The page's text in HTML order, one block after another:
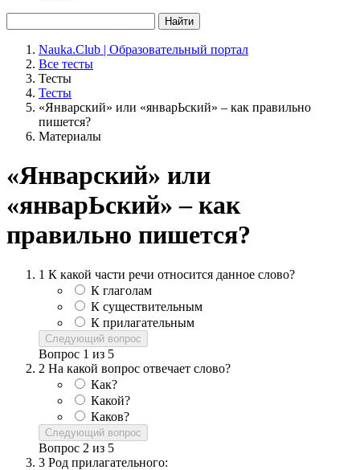
Найти
Nauka.Club | Образовательный портал
Все тесты
Тесты
Тесты
«Январский» или «январЬский» – как правильно
пишется?
Материалы
«Январский» или
«январЬский» – как
правильно пишется?
1 К какой части речи относится данное слово?
К глаголам
К существительным
К прилагательным
Следующий вопрос
Вопрос 1 из 5
2 На какой вопрос отвечает слово?
Как?
Какой?
Каков?
Следующий вопрос
Вопрос 2 из 5
3 Род прилагательного: